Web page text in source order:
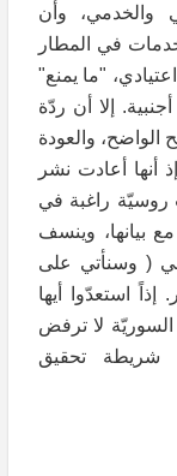
والخدمي، وأن
في المطار
"ما يمنع"
إلا أن ردّة
الواضح، والعودة
أنها أعادت نشر
راغبة في
بيانها، وينسف
( وسنأتي على
استعدّوا أيها
السوريّة لا ترفض
شريطة تحقيق